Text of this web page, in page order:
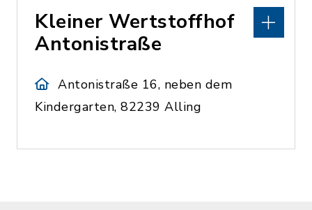
Kleiner Wertstoffhof
Antonistraße
Antonistraße 16, neben dem
Kindergarten, 82239 Alling